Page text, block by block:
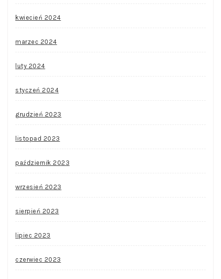
kwiecień 2024
marzec 2024
luty 2024
styczeń 2024
grudzień 2023
listopad 2023
październik 2023
wrzesień 2023
sierpień 2023
lipiec 2023
czerwiec 2023